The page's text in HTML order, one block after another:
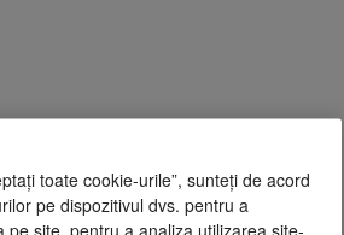
toate cookie-urile”, sunteți de acord
pe dispozitivul dvs. pentru a
pe site, pentru a analiza utilizarea site-